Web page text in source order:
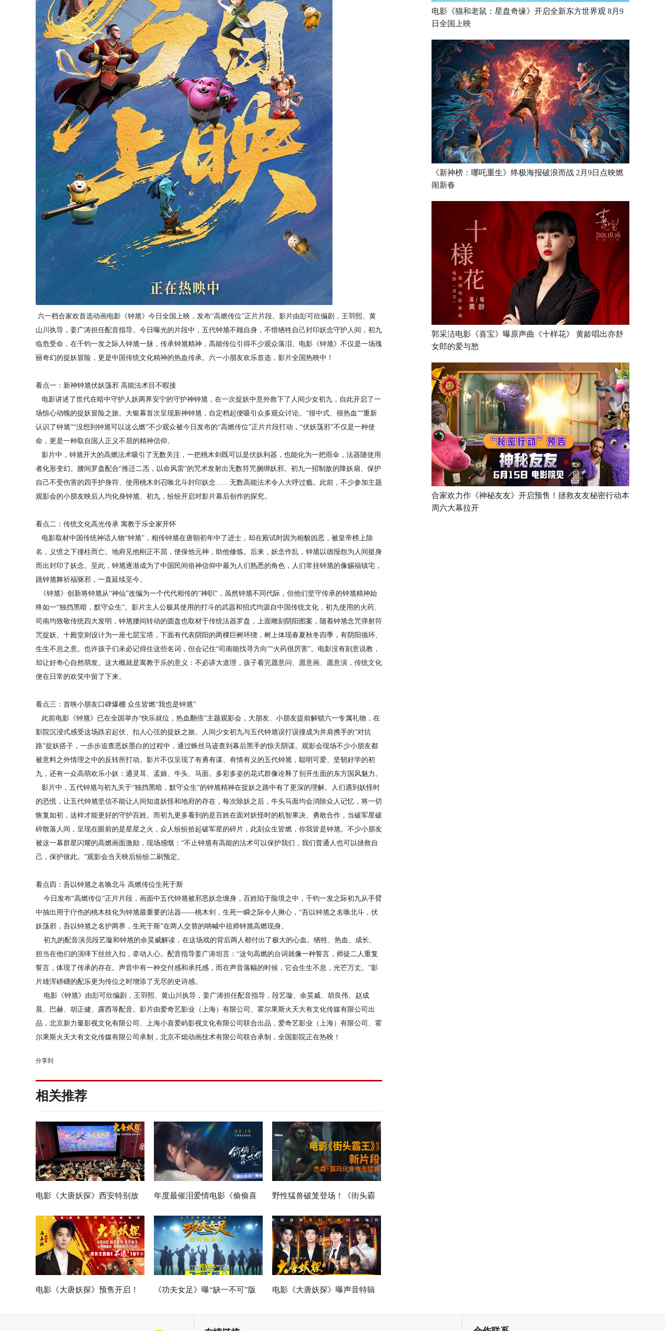
六一档合家欢首选动画电影《钟馗》今日全国上映，发布“高燃传位”正片片段。影片由彭可欣编剧，王羽熙、黄
山川执导，姜广涛担任配音指导。今日曝光的片段中，五代钟馗不顾自身，不惜牺牲自己封印妖念守护人间，初九
临危受命，在千钧一发之际入钟馗一脉，传承钟馗精神，高能传位引得不少观众落泪。电影《钟馗》不仅是一场瑰
丽奇幻的捉妖冒险，更是中国传统文化精神的热血传承。六一小朋友欢乐首选，影片全国热映中！
看点一：新神钟馗伏妖荡邪 高能法术目不暇接
电影讲述了世代在暗中守护人妖两界安宁的守护神钟馗，在一次捉妖中意外救下了人间少女初九，自此开启了一
场惊心动魄的捉妖冒险之旅。大银幕首次呈现新神钟馗，自定档起便吸引众多观众讨论。“很中式、很热血”“重新
认识了钟馗”“没想到钟馗可以这么燃”不少观众被今日发布的“高燃传位”正片片段打动，“伏妖荡邪”不仅是一种使
命，更是一种取自国人正义不屈的精神信仰。
影片中，钟馗开大的高燃法术吸引了无数关注，一把桃木剑既可以是伏妖利器，也能化为一把雨伞，法器随使用
者化形变幻。腰间罗盘配合“推迁二炁，以命风雷”的咒术发射出无数符咒捆绑妖邪。初九一招制敌的降妖扇、保护
自己不受伤害的四手护身符、使用桃木剑召唤北斗封印妖念……无数高能法术令人大呼过瘾。此前，不少参加主题
观影会的小朋友映后人均化身钟馗、初九，纷纷开启对影片幕后创作的探究。
看点二：传统文化高光传承 寓教于乐全家开怀
电影取材中国传统神话人物“钟馗”，相传钟馗在唐朝初年中了进士，却在殿试时因为相貌凶恶，被皇帝榜上除
名，义愤之下撞柱而亡。地府见他刚正不屈，便保他元神，助他修炼。后来，妖念作乱，钟馗以德报怨为人间挺身
而出封印了妖念。至此，钟馗逐渐成为了中国民间俗神信仰中最为人们熟悉的角色，人们常挂钟馗的像赐福镇宅，
跳钟馗舞祈福驱邪，一直延续至今。
《钟馗》创新将钟馗从“神仙”改编为一个代代相传的“神职”，虽然钟馗不同代际，但他们坚守传承的钟馗精神始
终如一“独挡黑暗，默守众生”。影片主人公极其使用的打斗的武器和招式均源自中国传统文化，初九使用的火药、
司南均致敬传统四大发明，钟馗腰间转动的圆盘也取材于传统法器罗盘，上面雕刻阴阳图案，随着钟馗念咒弹射符
咒捉妖。十殿堂则设计为一座七层宝塔，下面有代表阴阳的两棵巨树环绕，树上体现春夏秋冬四季，有阴阳循环、
生生不息之意。也许孩子们未必记得住这些名词，但会记住“司南能找寻方向”“火药很厉害”。电影没有刻意说教，
却让好奇心自然萌发。这大概就是寓教于乐的意义：不必讲大道理，孩子看完愿意问、愿意画、愿意演，传统文化
便在日常的欢笑中留了下来。
看点三：首映小朋友口碑爆棚 众生皆燃“我也是钟馗”
此前电影《钟馗》已在全国举办“快乐就位，热血翻倍”主题观影会，大朋友、小朋友提前解锁六一专属礼物，在
影院沉浸式感受这场跌宕起伏、扣人心弦的捉妖之旅。人间少女初九与五代钟馗误打误撞成为并肩携手的“对抗
路”捉妖搭子，一步步追查恶妖墨白的过程中，通过蛛丝马迹查到幕后黑手的惊天阴谋。观影会现场不少小朋友都
被意料之外情理之中的反转所打动。影片不仅呈现了有勇有谋、有情有义的五代钟馗，聪明可爱、坚韧好学的初
九，还有一众高萌欢乐小妖：通灵耳、孟娘、牛头、马面。多彩多姿的花式群像诠释了别开生面的东方国风魅力。
影片中，五代钟馗与初九关于“独挡黑暗，默守众生”的钟馗精神在捉妖之路中有了更深的理解。人们遇到妖怪时
的恐慌，让五代钟馗坚信不能让人间知道妖怪和地府的存在，每次除妖之后，牛头马面均会消除众人记忆，将一切
恢复如初，这样才能更好的守护百姓。而初九更多看到的是百姓在面对妖怪时的机智果决、勇敢合作，当破军星破
碎散落人间，呈现在眼前的是星星之火，众人纷纷拾起破军星的碎片，此刻众生皆燃，你我皆是钟馗。不少小朋友
被这一幕群星闪耀的高燃画面激励，现场感慨：“不止钟馗有高能的法术可以保护我们，我们普通人也可以拯救自
己，保护彼此。”观影会当天映后纷纷二刷预定。
看点四：吾以钟馗之名唤北斗 高燃传位生死于斯
今日发布“高燃传位”正片片段，画面中五代钟馗被邪恶妖念缠身，百姓陷于险境之中，千钧一发之际初九从手臂
中抽出用于疗伤的桃木枝化为钟馗最重要的法器——桃木剑，生死一瞬之际令人揪心，“吾以钟馗之名唤北斗，伏
妖荡邪，吾以钟馗之名护两界，生死于斯”在两人交替的呐喊中祖师钟馗高燃现身。
初九的配音演员段艺璇和钟馗的余昊威解读，在这场戏的背后两人都付出了极大的心血。牺牲、热血、成长、
担当在他们的演绎下丝丝入扣，牵动人心。配音指导姜广涛坦言：“这句高燃的台词就像一种誓言，师徒二人重复
誓言，体现了传承的存在。声音中有一种交付感和承托感，而在声音落幅的时候，它会生生不息，光芒万丈。”影
片雄浑磅礴的配乐更为传位之时增添了无尽的史诗感。
电影《钟馗》由彭可欣编剧，王羽熙、黄山川执导，姜广涛担任配音指导，段艺璇、余昊威、胡良伟、赵成
晨、巴赫、胡正健、露西等配音。影片由爱奇艺影业（上海）有限公司、霍尔果斯火天大有文化传媒有限公司出
品，北京新力量影视文化有限公司、上海小喜爱屿影视文化有限公司联合出品，爱奇艺影业（上海）有限公司、霍
尔果斯火天大有文化传媒有限公司承制，北京不熄动画技术有限公司联合承制，全国影院正在热映！
分享到
相关推荐
电影《大唐妖探》西安特别放
映 开启古城合家欢奇幻冒险！
年度最催泪爱情电影《偷偷喜
欢你》发布 “夏日恋恋” 版预告
七夕解锁盛夏暗恋毕业季离别
遗憾
野性猛兽破笼登场！《街头霸
王》（暂译）真人电影布兰卡
单人预告释出 杰森·莫玛回旋撞
招式炸裂
电影《大唐妖探》预售开启！ 《功夫女足》曝“缺一不可”版
力量
电影《大唐妖探》曝声音特辑
电影《猫和老鼠：星盘奇缘》开启全新东方世界观 8月9
日全国上映
《新神榜：哪吒重生》终极海报破浪而战 2月9日点映燃
闹新春
郭采洁电影《喜宝》曝原声曲《十样花》 黄龄唱出亦舒
女郎的爱与愁
合家欢力作《神秘友友》开启预售！拯救友友秘密行动本
周六大幕拉开